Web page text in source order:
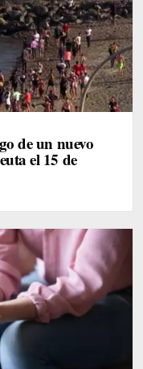
de un nuevo
el 15 de